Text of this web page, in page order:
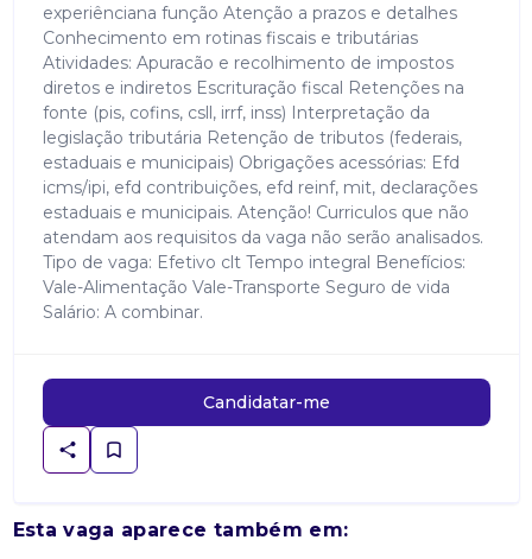
experiênciana função Atenção a prazos e detalhes
Conhecimento em rotinas fiscais e tributárias
Atividades: Apuracão e recolhimento de impostos
diretos e indiretos Escrituração fiscal Retenções na
fonte (pis, cofins, csll, irrf, inss) Interpretação da
legislação tributária Retenção de tributos (federais,
estaduais e municipais) Obrigações acessórias: Efd
icms/ipi, efd contribuições, efd reinf, mit, declarações
estaduais e municipais. Atenção! Curriculos que não
atendam aos requisitos da vaga não serão analisados.
Tipo de vaga: Efetivo clt Tempo integral Benefícios:
Vale-Alimentação Vale-Transporte Seguro de vida
Salário: A combinar.
Candidatar-me
Esta vaga aparece também em: